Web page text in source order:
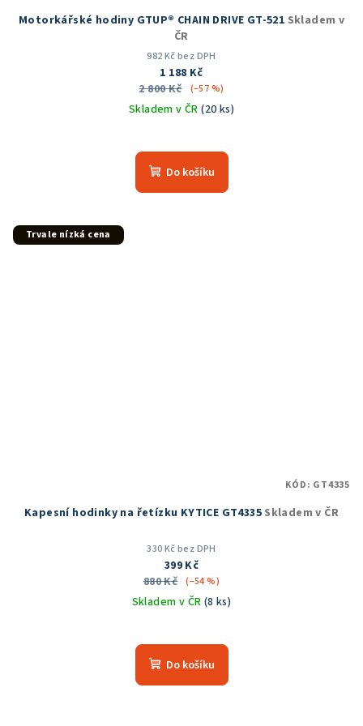
Motorkářské hodiny GTUP® CHAIN DRIVE GT-521 Skladem v
ČR
982 Kč bez DPH
1 188 Kč
2 800 Kč
(–57 %)
Skladem v ČR(20 ks)
hodnocení
produktu
Do košíku
Trvale nízká cena
Kapesní hodinky na řetízku KYTICE GT4335 Skladem v ČR
330 Kč bez DPH
399 Kč
880 Kč (–54 %)
Skladem v ČR (8 ks)
hodnocení
produktu
Do košíku
KÓD: GT4335